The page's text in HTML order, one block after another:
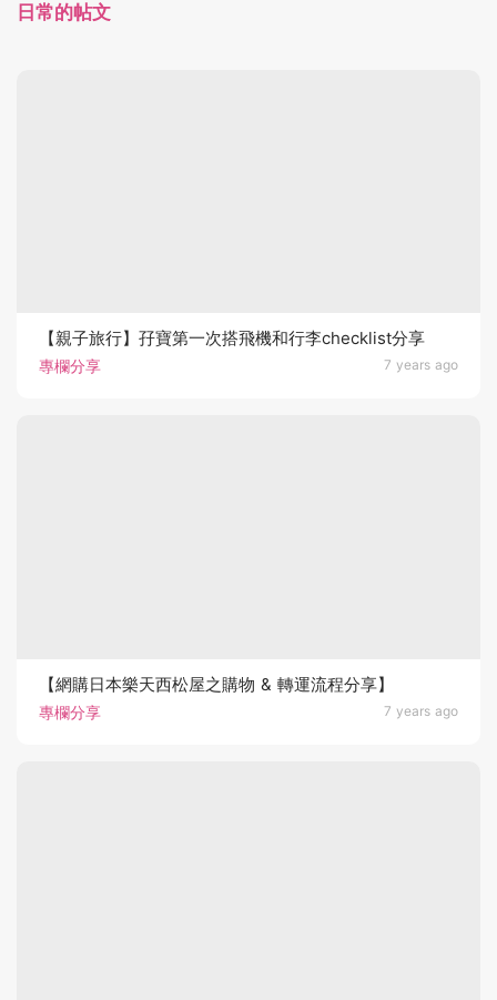
日常的帖文
專欄分享 7 years ago
【親子旅行】孖寶第一次搭飛機和行李checklist分享
專欄分享 7 years ago
【網購日本樂天西松屋之購物 & 轉運流程分享】